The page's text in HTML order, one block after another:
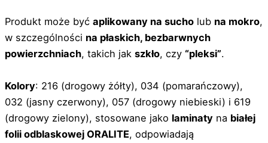
Produkt może być aplikowany na sucho lub na mokro,
w szczególności na płaskich, bezbarwnych
powierzchniach, takich jak szkło, czy “pleksi”.
Kolory: 216 (drogowy żółty), 034 (pomarańczowy),
032 (jasny czerwony), 057 (drogowy niebieski) i 619
(drogowy zielony), stosowane jako laminaty na białej
folii odblaskowej ORALITE, odpowiadają